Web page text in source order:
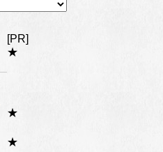
[PR]
★
★
★